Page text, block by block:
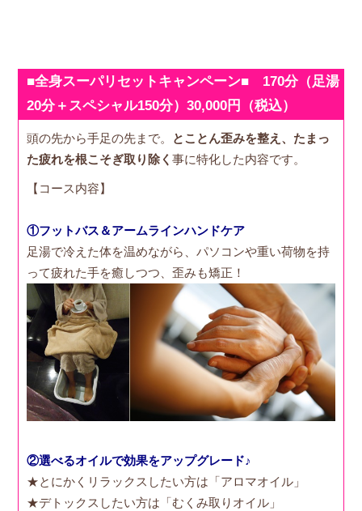
■全身スーパリセットキャンペーン■ 170分（足湯
20分＋スペシャル150分）30,000円（税込）
頭の先から手足の先まで。
とことん歪みを整え、たまっ
た疲れを根こそぎ取り除く 事に特化した内容です。
【コース内容】
①フットバス＆アームラインハンドケア
足湯で冷えた体を温めながら、パソコンや重い荷物を持
って疲れた手を癒しつつ、歪みも矯正！
②選べるオイルで効果をアップグレード♪
★とにかくリラックスしたい方は「アロマオイル」
★デトックスしたい方は「むくみ取りオイル」